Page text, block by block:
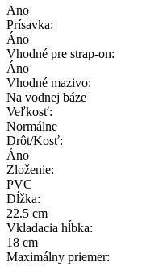
Ano
Prísavka:
Áno
Vhodné pre strap-on:
Áno
Vhodné mazivo:
Na vodnej báze
Veľkosť:
Normálne
Drôt/Kosť:
Áno
Zloženie:
PVC
Dĺžka:
22.5 cm
Vkladacia hĺbka:
18 cm
Maximálny priemer: